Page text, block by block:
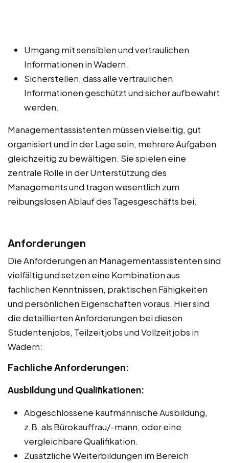
Umgang mit sensiblen und vertraulichen
Informationen in Wadern.
Sicherstellen, dass alle vertraulichen
Informationen geschützt und sicher aufbewahrt
werden.
Managementassistenten müssen vielseitig, gut
organisiert und in der Lage sein, mehrere Aufgaben
gleichzeitig zu bewältigen. Sie spielen eine
zentrale Rolle in der Unterstützung des
Managements und tragen wesentlich zum
reibungslosen Ablauf des Tagesgeschäfts bei.
Anforderungen
Die Anforderungen an Managementassistenten sind
vielfältig und setzen eine Kombination aus
fachlichen Kenntnissen, praktischen Fähigkeiten
und persönlichen Eigenschaften voraus. Hier sind
die detaillierten Anforderungen bei diesen
Studentenjobs, Teilzeitjobs und Vollzeitjobs in
Wadern:
Fachliche Anforderungen:
Ausbildung und Qualifikationen:
Abgeschlossene kaufmännische Ausbildung,
z.B. als Bürokauffrau/-mann, oder eine
vergleichbare Qualifikation.
Zusätzliche Weiterbildungen im Bereich